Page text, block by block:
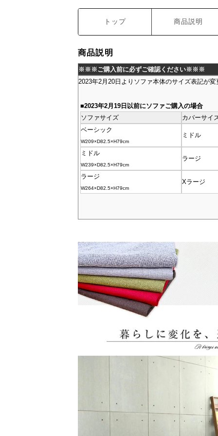
トップ 商品説明
商品説明
※※※ご購入前に必ずご確認ください※※※
2023年2月20日よりソファ本体のサイズ表記が
■2023年2月19日以前にソファご購入の場合
ソファサイズ
カバーサイ
ベーシック
W209×D82.5×H79cm
ミドル
ミドル
W239×D82.5×H79cm
ラージ
ラージ
W264×D82.5×H79cm
Xラージ